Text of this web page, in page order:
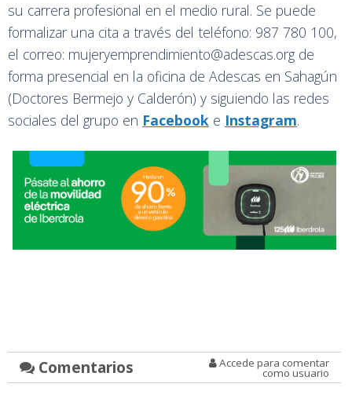
su carrera profesional en el medio rural. Se puede
formalizar una cita a través del teléfono: 987 780 100,
el correo: mujeryemprendimiento@adescas.org de
forma presencial en la oficina de Adescas en Sahagún
(Doctores Bermejo y Calderón) y siguiendo las redes
sociales del grupo en Facebook e Instagram.
Comentarios Accede para comentar
como usuario